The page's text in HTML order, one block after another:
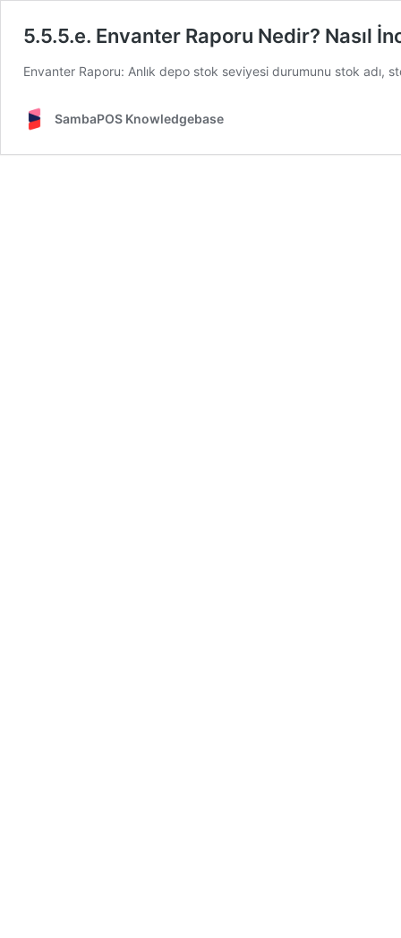
5.5.5.e. Envanter Raporu Nedir? Nasıl
Envanter Raporu: Anlık depo stok seviyesi durumunu stok adı,
SambaPOS Knowledgebase